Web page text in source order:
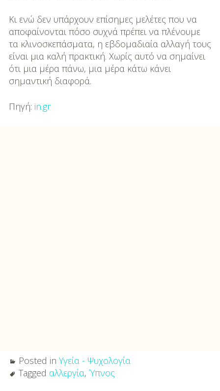
Κι ενώ δεν υπάρχουν επίσημες μελέτες που να
αποφαίνονται πόσο συχνά πρέπει να πλένουμε
τα κλινοσκεπάσματα, η εβδομαδιαία αλλαγή τους
είναι μια καλή πρακτική. Χωρίς αυτό να σημαίνει
ότι μια μέρα πάνω, μια μέρα κάτω κάνει
σημαντική διαφορά.
Πηγή: in.gr
Posted in Υγεία - Ψυχολογία
Tagged αλλεργία, Ύπνος